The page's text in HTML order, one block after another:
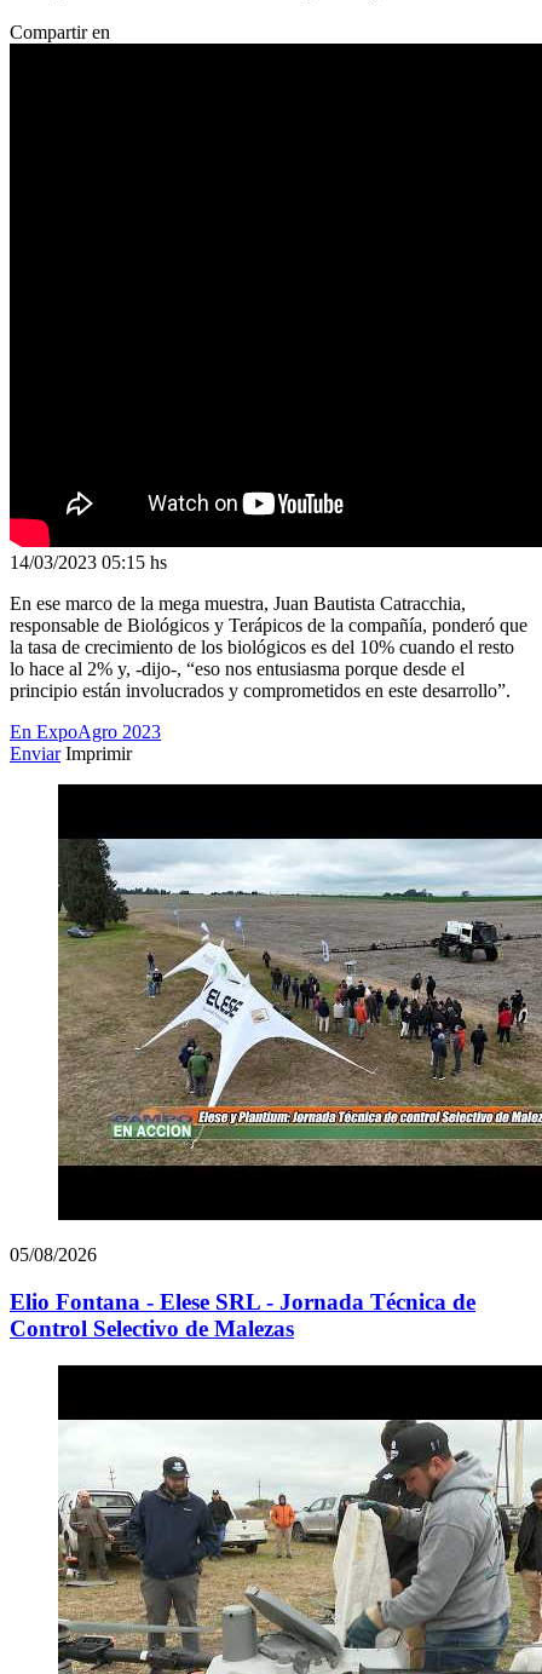
Compartir en
14/03/2023 05:15 hs
En ese marco de la mega muestra, Juan Bautista Catracchia,
responsable de Biológicos y Terápicos de la compañía, ponderó que
la tasa de crecimiento de los biológicos es del 10% cuando el resto
lo hace al 2% y, -dijo-, “eso nos entusiasma porque desde el
principio están involucrados y comprometidos en este desarrollo”.
En ExpoAgro 2023
Enviar Imprimir
05/08/2026
Elio Fontana - Elese SRL - Jornada Técnica de
Control Selectivo de Malezas